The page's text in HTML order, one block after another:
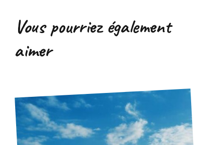
Vous pourriez également
aimer